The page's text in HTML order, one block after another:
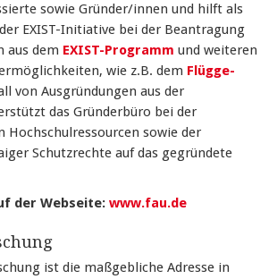
sowie Gründer/innen und hilft als
EXIST-Initiative bei der Beantragung
aus dem EXIST-Programm und weiteren
wie z.B. dem Flügge-
von Ausgründungen aus der
das Gründerbüro bei der
Hochschulressourcen sowie der
Schutzrechte auf das gegründete
der Webseite: www.fau.de
ist die maßgebliche Adresse in